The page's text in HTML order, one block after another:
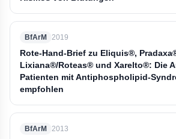
BfArM 2019
Rote-Hand-Brief zu Eliquis®,
Lixiana®/Roteas® und Xarelto®: Die
Patienten mit Antiphospholipid-
empfohlen
BfArM 2013